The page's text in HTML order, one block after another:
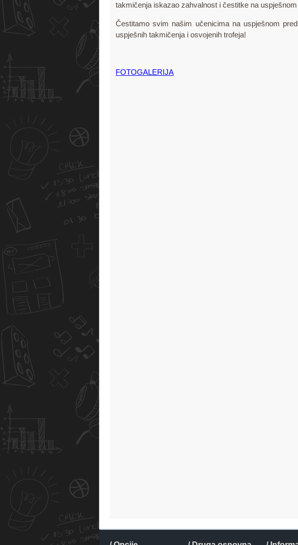
takmičenja iskazao zahvalnost i čestitke na
Čestitamo svim našim učenicima na uspješnom
uspješnih takmičenja i osvojenih trofeja!
FOTOGALERIJA